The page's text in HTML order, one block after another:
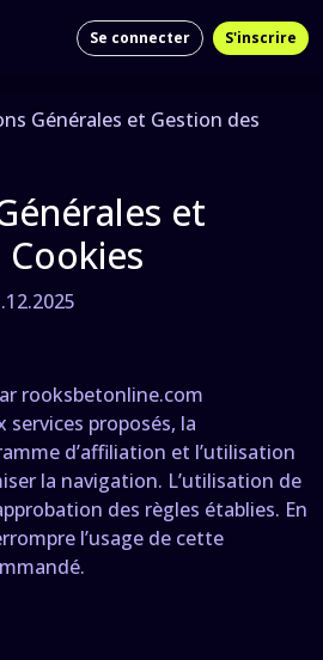
Se connecter S'inscrire
Générales et Gestion des
et
rooksbetonline.com
services proposés, la
d’affiliation et l’utilisation
la navigation. L’utilisation de
des règles établies. En
l’usage de cette